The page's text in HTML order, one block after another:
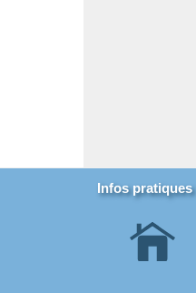
Infos pratiques